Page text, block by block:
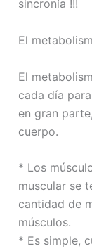
sincronía !!!
El
El
cada día
en gran
cuerpo.
* Los
muscular se
cantidad de
músculos.
* Es simple,